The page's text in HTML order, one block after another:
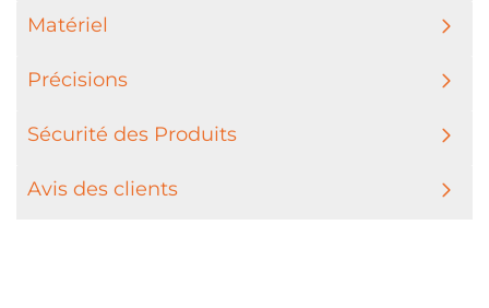
Matériel
Précisions
Sécurité des Produits
Avis des clients